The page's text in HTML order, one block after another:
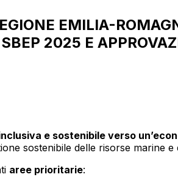
EMILIA-
2025 E
e sostenibile verso
sostenibile delle risorse marine e
aree prioritarie: